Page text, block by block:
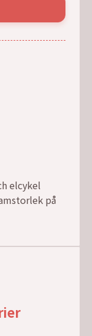
elcykel
på